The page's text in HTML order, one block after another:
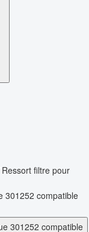
Ressort filtre pour